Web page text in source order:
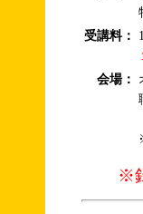
受講料：
会場：
※